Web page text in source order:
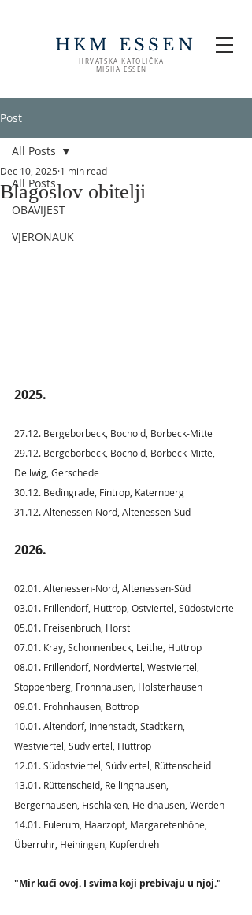
HKM ESSEN
HRVATSKA KATOLIČKA
MISIJA ESSEN
Post
All Posts
OBAVIJEST
VJERONAUK
All Posts
Blagoslov obitelji
Dec 10, 2025 1 min read
2025.
27.12. Bergeborbeck, Bochold, Borbeck-Mitte
29.12. Bergeborbeck, Bochold, Borbeck-Mitte,
Dellwig, Gerschede
30.12. Bedingrade, Fintrop, Katernberg
31.12. Altenessen-Nord, Altenessen-Süd
2026.
02.01. Altenessen-Nord, Altenessen-Süd
03.01. Frillendorf, Huttrop, Ostviertel, Südostviertel
05.01. Freisenbruch, Horst
07.01. Kray, Schonnenbeck, Leithe, Huttrop
08.01. Frillendorf, Nordviertel, Westviertel,
Stoppenberg, Frohnhausen, Holsterhausen
09.01. Frohnhausen, Bottrop
10.01. Altendorf, Innenstadt, Stadtkern,
Westviertel, Südviertel, Huttrop
12.01. Südostviertel, Südviertel, Rüttenscheid
13.01. Rüttenscheid, Rellinghausen,
Bergerhausen, Fischlaken, Heidhausen, Werden
14.01. Fulerum, Haarzopf, Margaretenhöhe,
Überruhr, Heiningen, Kupferdreh
"Mir kući ovoj. I svima koji prebivaju u njoj."